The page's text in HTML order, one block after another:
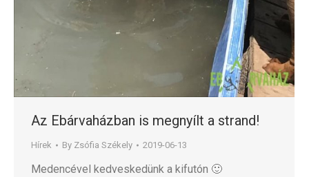
Az Ebárvaházban is megnyílt a strand!
Hírek By Zsófia Székely 2019-06-13
Medencével kedveskedünk a kifutón 🙂